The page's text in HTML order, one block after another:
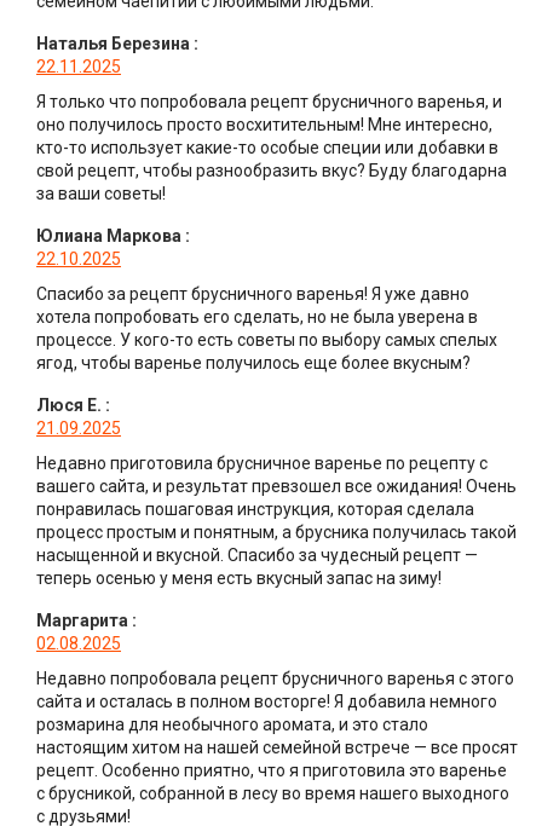
Наталья Березина :
22.11.2025
Я только что попробовала рецепт брусничного варенья, и
оно получилось просто восхитительным! Мне интересно,
кто-то использует какие-то особые специи или добавки в
свой рецепт, чтобы разнообразить вкус? Буду благодарна
за ваши советы!
Юлиана Маркова :
22.10.2025
Спасибо за рецепт брусничного варенья! Я уже давно
хотела попробовать его сделать, но не была уверена в
процессе. У кого-то есть советы по выбору самых спелых
ягод, чтобы варенье получилось еще более вкусным?
Люся Е. :
21.09.2025
Недавно приготовила брусничное варенье по рецепту с
вашего сайта, и результат превзошел все ожидания! Очень
понравилась пошаговая инструкция, которая сделала
процесс простым и понятным, а брусника получилась такой
насыщенной и вкусной. Спасибо за чудесный рецепт —
теперь осенью у меня есть вкусный запас на зиму!
Маргарита :
02.08.2025
Недавно попробовала рецепт брусничного варенья с этого
сайта и осталась в полном восторге! Я добавила немного
розмарина для необычного аромата, и это стало
настоящим хитом на нашей семейной встрече — все просят
рецепт. Особенно приятно, что я приготовила это варенье
с брусникой, собранной в лесу во время нашего выходного
с друзьями!